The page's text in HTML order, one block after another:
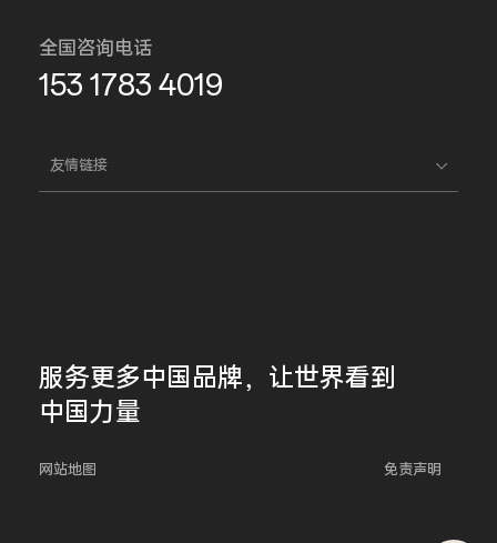
全国咨询电话
153 1783 4019
友情链接
服务更多中国品牌， 让世界看到
中国力量
网站地图 免责声明